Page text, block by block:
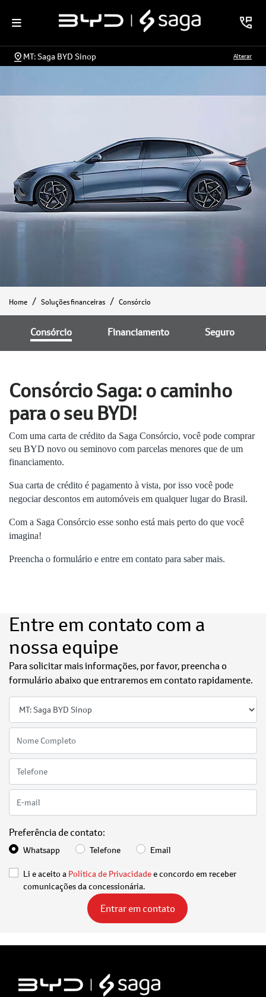
MT: Saga BYD Sinop Alterar
Home Soluções financeiras Consórcio
Consórcio Financiamento Seguro
Consórcio Saga: o caminho
para o seu BYD!
Com uma carta de crédito da Saga Consórcio, você pode comprar
seu BYD novo ou seminovo com parcelas menores que de um
financiamento.
Sua carta de crédito é pagamento à vista, por isso você pode
negociar descontos em automóveis em qualquer lugar do Brasil.
Com a Saga Consórcio esse sonho está mais perto do que você
imagina!
Preencha o formulário e entre em contato para saber mais.
Entre em contato com a
nossa equipe
Para solicitar mais informações, por favor, preencha o
formulário abaixo que entraremos em contato rapidamente.
Preferência de contato:
Whatsapp Telefone Email
Li e aceito a Política de Privacidadee concordo em receber
comunicações da concessionária.
Entrar em contato